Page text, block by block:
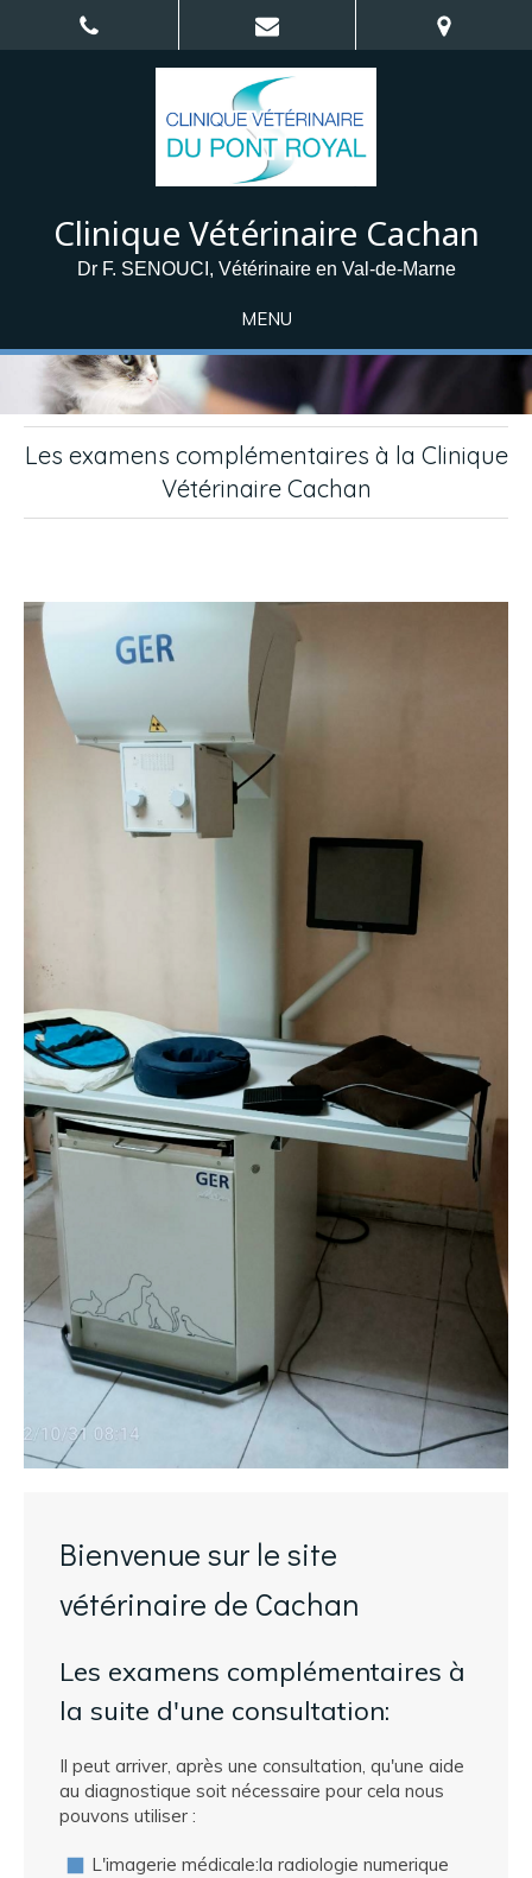
Clinique Vétérinaire Cachan
Dr F. SENOUCI, Vétérinaire en Val-de-Marne
MENU
Les examens complémentaires à la Clinique
Vétérinaire Cachan
Bienvenue sur le site
vétérinaire de Cachan
Les examens complémentaires à
la suite d'une consultation:
Il peut arriver, après une consultation, qu'une aide
au diagnostique soit nécessaire pour cela nous
pouvons utiliser :
L'imagerie médicale:la radiologie numerique